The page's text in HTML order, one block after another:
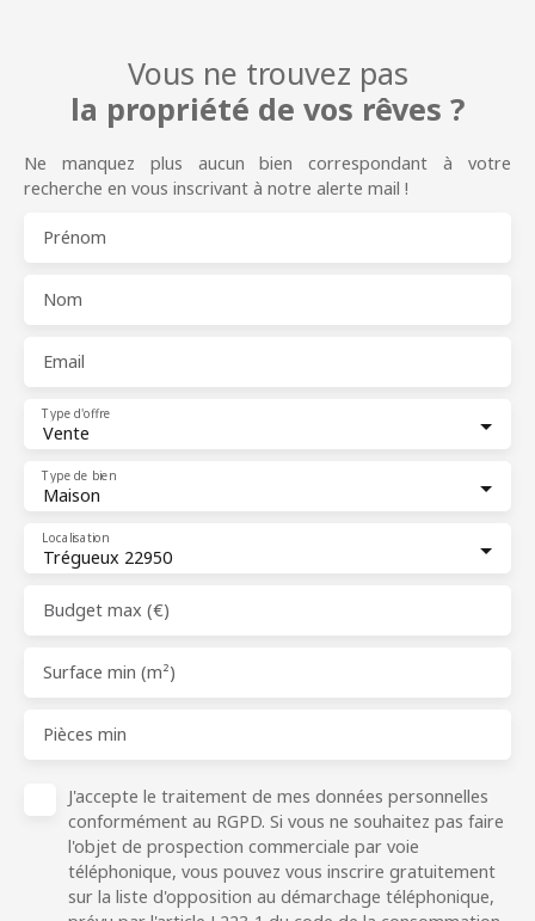
Vous ne trouvez pas
la propriété de vos rêves ?
Ne manquez plus aucun bien correspondant à votre
recherche en vous inscrivant à notre alerte mail !
Prénom
Nom
Email
Vente
Type d'offre
Maison
Type de bien
Trégueux 22950
Localisation
Budget max (€)
Surface min (m²)
Pièces min
J'accepte le traitement de mes données personnelles
conformément au RGPD. Si vous ne souhaitez pas faire
l'objet de prospection commerciale par voie
téléphonique, vous pouvez vous inscrire gratuitement
sur la liste d'opposition au démarchage téléphonique,